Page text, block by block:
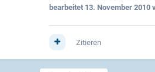
bearbeitet 13. November 2010
Zitieren